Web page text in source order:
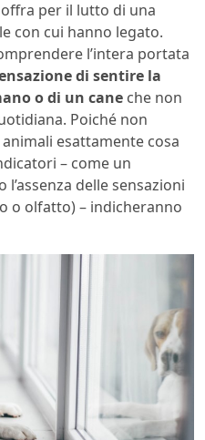
per il lutto di una
con cui hanno legato.
l’intera portata
di sentire la
o di un cane che non
Poiché non
esattamente cosa
– come un
delle sensazioni
o olfatto) – indicheranno